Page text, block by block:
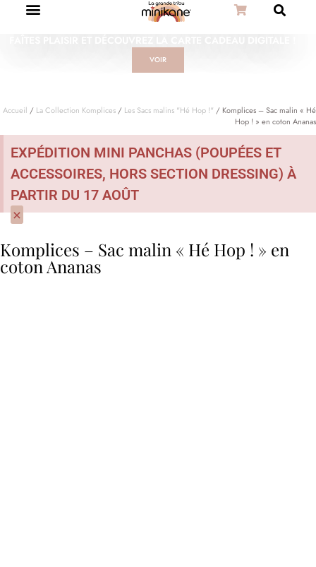
VOIR
Accueil / La Collection Komplices / Les Sacs malins "Hé Hop !" / Komplices – Sac malin « Hé
Hop ! » en coton Ananas
EXPÉDITION MINI PANCHAS (POUPÉES ET
ACCESSOIRES, HORS SECTION DRESSING) À
PARTIR DU 17 AOÛT
×
Komplices – Sac malin « Hé Hop ! » en
coton Ananas